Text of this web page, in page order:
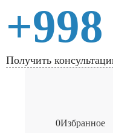
Получить
0Избранное